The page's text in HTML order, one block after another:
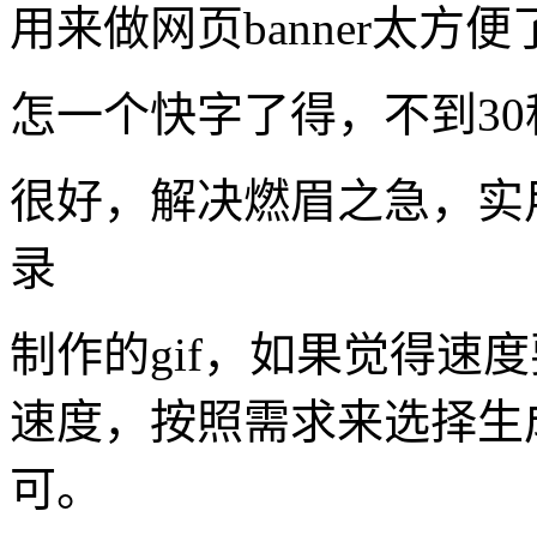
用来做网页banner太方便
怎一个快字了得，不到
很好，解决燃眉之急，
录
制作的gif，如果觉得速
速度，按照需求来选择
可。